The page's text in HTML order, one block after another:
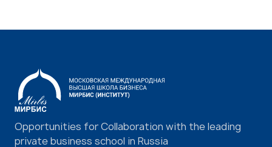
Opportunities for Collaboration with the leading
private business school in Russia